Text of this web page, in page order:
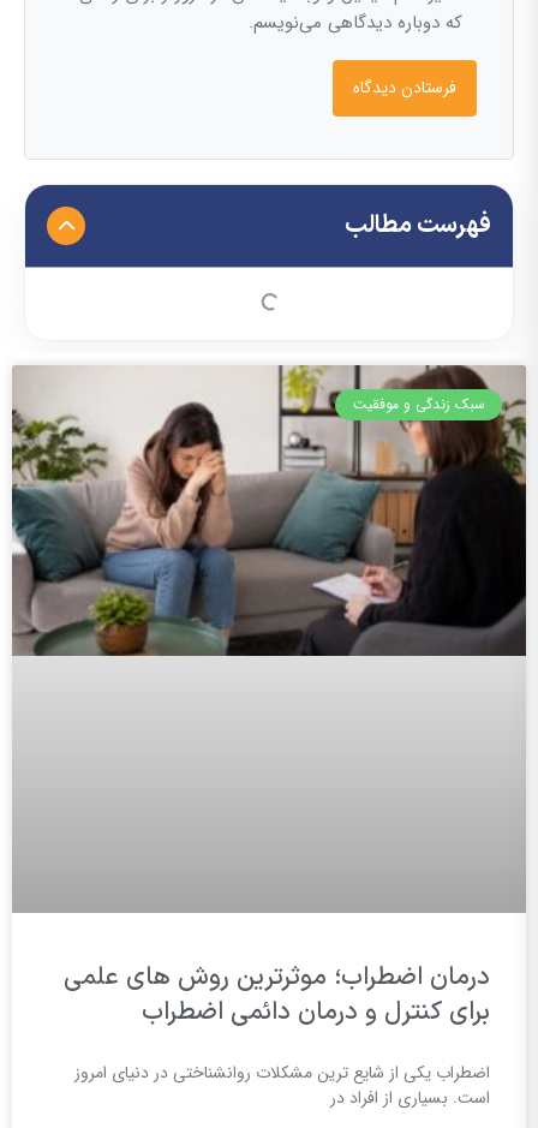
که دوباره دیدگاهی می‌نویسم.
فهرست مطالب
سبک زندگی و موفقیت
درمان اضطراب؛ موثرترین روش های علمی
برای کنترل و درمان دائمی اضطراب
اضطراب یکی از شایع ترین مشکلات روانشناختی در دنیای امروز
است. بسیاری از افراد در